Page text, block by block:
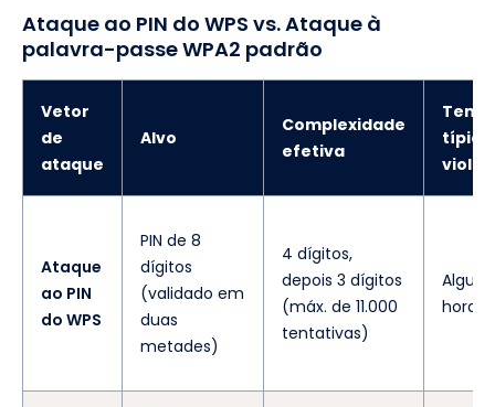
Ataque ao PIN do WPS vs. Ataque à
palavra-passe WPA2 padrão
Vetor
de
ataque
Alvo
Complexidade
efetiva
típico
Ataque
ao PIN
do WPS
PIN de 8
dígitos
(validado em
duas
metades)
4 dígitos,
depois 3 dígitos
(máx. de 11.000
tentativas)
horas